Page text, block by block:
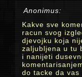
Anonimus:
Kakve sve
racun svog
djevojku koja
zaljubljena u tu
i nanijeti
do tacke da